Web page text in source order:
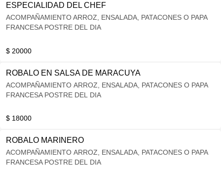
ESPECIALIDAD DEL CHEF
ACOMPAÑAMIENTO ARROZ, ENSALADA, PATACONES O PAPA
FRANCESA POSTRE DEL DIA
$ 20000
ROBALO EN SALSA DE MARACUYA
ACOMPAÑAMIENTO ARROZ, ENSALADA, PATACONES O PAPA
FRANCESA POSTRE DEL DIA
$ 18000
ROBALO MARINERO
ACOMPAÑAMIENTO ARROZ, ENSALADA, PATACONES O PAPA
FRANCESA POSTRE DEL DIA